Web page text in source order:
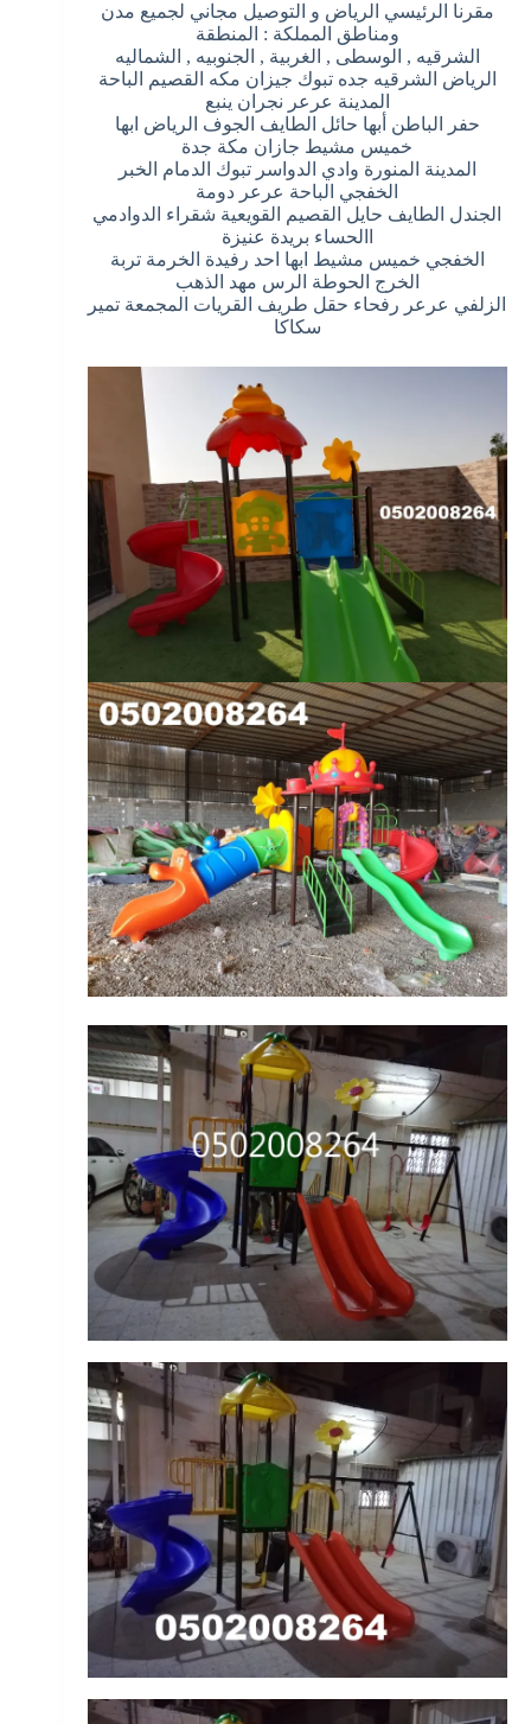
مقرنا الرئيسي الرياض و التوصيل مجاني لجميع مدن
ومناطق المملكة : المنطقة
الشرقيه , الوسطى , الغربية , الجنوبيه , الشماليه
الرياض الشرقيه جده تبوك جيزان مكه القصيم الباحة
المدينة عرعر نجران ينبع
حفر الباطن أبها حائل الطايف الجوف الرياض ابها
خميس مشيط جازان مكة جدة
المدينة المنورة وادي الدواسر تبوك الدمام الخبر
الخفجي الباحة عرعر دومة
الجندل الطايف حايل القصيم القويعية شقراء الدوادمي
االحساء بريدة عنيزة
الخفجي خميس مشيط ابها احد رفيدة الخرمة تربة
الخرج الحوطة الرس مهد الذهب
الزلفي عرعر رفحاء حقل طريف القريات المجمعة تمير
سكاكا